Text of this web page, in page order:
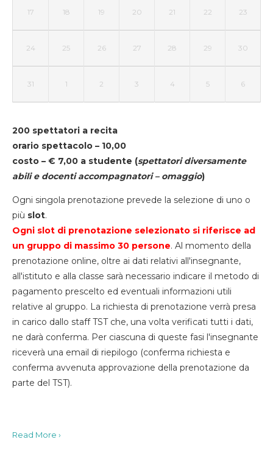
17 18 19 20 21 22 23
24 25 26 27 28 29 30
31 1 2 3 4 5 6
200 spettatori a recita
orario spettacolo – 10,00
costo – € 7,00 a studente (spettatori diversamente
abili e docenti accompagnatori – omaggio)
Ogni singola prenotazione prevede la selezione di uno o
più slot.
Ogni slot di prenotazione selezionato si riferisce ad
un gruppo di massimo 30 persone. Al momento della
prenotazione online, oltre ai dati relativi all'insegnante,
all'istituto e alla classe sarà necessario indicare il metodo di
pagamento prescelto ed eventuali informazioni utili
relative al gruppo. La richiesta di prenotazione verrà presa
in carico dallo staff TST che, una volta verificati tutti i dati,
ne darà conferma. Per ciascuna di queste fasi l'insegnante
riceverà una email di riepilogo (conferma richiesta e
conferma avvenuta approvazione della prenotazione da
parte del TST).
Read More ›